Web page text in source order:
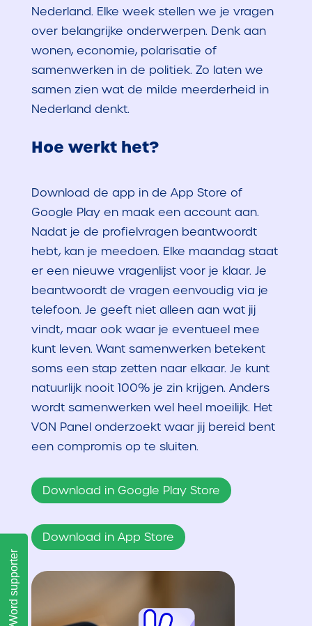
Nederland. Elke week stellen we je vragen
over belangrijke onderwerpen. Denk aan
wonen, economie, polarisatie of
samenwerken in de politiek. Zo laten we
samen zien wat de milde meerderheid in
Nederland denkt.
Hoe werkt het?
Download de app in de App Store of
Google Play en maak een account aan.
Nadat je de profielvragen beantwoordt
hebt, kan je meedoen. Elke maandag staat
er een nieuwe vragenlijst voor je klaar. Je
beantwoordt de vragen eenvoudig via je
telefoon. Je geeft niet alleen aan wat jij
vindt, maar ook waar je eventueel mee
kunt leven. Want samenwerken betekent
soms een stap zetten naar elkaar. Je kunt
natuurlijk nooit 100% je zin krijgen. Anders
wordt samenwerken wel heel moeilijk. Het
VON Panel onderzoekt waar jij bereid bent
een compromis op te sluiten.
Download in Google Play Store
Download in App Store
Word supporter